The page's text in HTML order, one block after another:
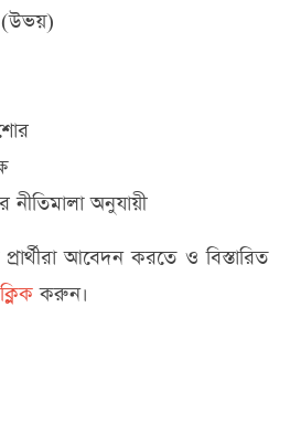
(উভয়)
নীতিমালা অনুযায়ী
আবেদন করতে ও বিস্তারিত
ক্লিক করুন।